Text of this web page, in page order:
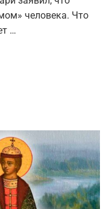
человека. Что
…